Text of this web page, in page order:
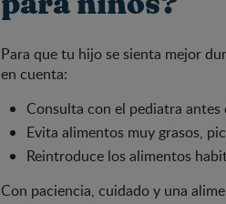
Para que tu hijo se sienta mejor
en cuenta:
Consulta con el pediatra
Evita alimentos muy grasos,
Reintroduce los alimentos
Con paciencia, cuidado y una